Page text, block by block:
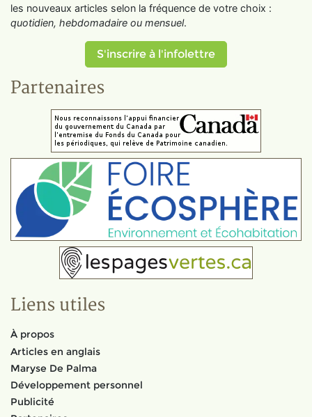
les nouveaux articles selon la fréquence de votre choix :
quotidien, hebdomadaire ou mensuel.
S'inscrire à l'infolettre
Partenaires
Liens utiles
À propos
Articles en anglais
Maryse De Palma
Développement personnel
Publicité